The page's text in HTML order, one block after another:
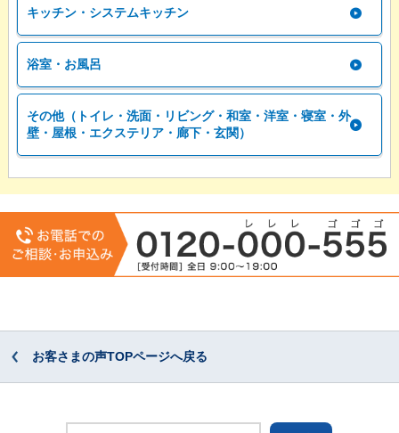
キッチン・システムキッチン
浴室・お風呂
その他（トイレ・洗面・リビング・和室・洋室・寝室・外
壁・屋根・エクステリア・廊下・玄関）
お客さまの声TOPページへ戻る